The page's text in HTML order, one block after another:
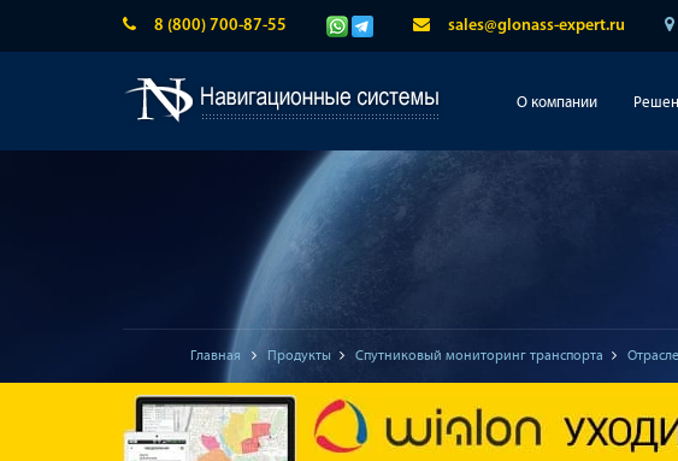
8 (800) 700-87-55 sales@glonass-expert.ru
О компании
Главная Продукты Спутниковый мониторинг транспорта